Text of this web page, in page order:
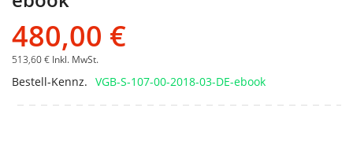
480,00 €
513,60 € Inkl. MwSt.
Bestell-Kennz. VGB-S-107-00-2018-03-DE-ebook